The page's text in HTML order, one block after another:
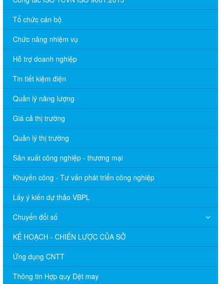
Tổ chức cán bộ
Chức năng nhiệm vụ
Hỗ trợ doanh nghiệp
Tin tiết kiệm điện
Quản lý năng lượng
Giá cả thị trường
Quản lý thị trường
Sản xuất công nghiệp - thương mại
Khuyến công - Tư vấn phát triển công nghiệp
Lấy ý kiến dự thảo VBPL
Chuyển đổi số
KẾ HOẠCH - CHIẾN LƯỢC CỦA SỞ
Ứng dụng CNTT
Thông tin Hợp quy Dệt may